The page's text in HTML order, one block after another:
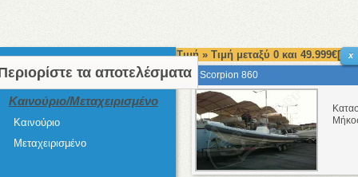
τα αποτελέσματα
Καινούριο/Μεταχειρισμένο
Καινούριο
Μεταχειρισμένο
Τιμή » Τιμή μεταξύ 0 και 49.999€[ x
Scorpion 860